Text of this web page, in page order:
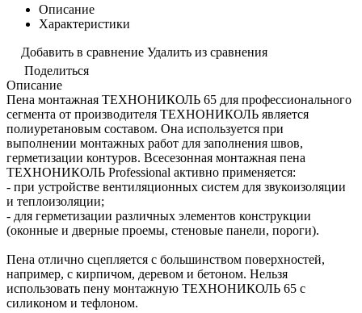
Описание
Характеристики
Добавить в сравнение Удалить из сравнения
Поделиться
Описание
Пена монтажная ТЕХНОНИКОЛЬ 65 для профессионального
сегмента от производителя ТЕХНОНИКОЛЬ является
полиуретановым составом. Она используется при
выполнении монтажных работ для заполнения швов,
герметизации контуров. Всесезонная монтажная пена
ТЕХНОНИКОЛЬ Professional активно применяется:
- при устройстве вентиляционных систем для звукоизоляции
и теплоизоляции;
- для герметизации различных элементов конструкции
(оконные и дверные проемы, стеновые панели, пороги).
Пена отлично сцепляется с большинством поверхностей,
например, с кирпичом, деревом и бетоном. Нельзя
использовать пену монтажную ТЕХНОНИКОЛЬ 65 с
силиконом и тефлоном.